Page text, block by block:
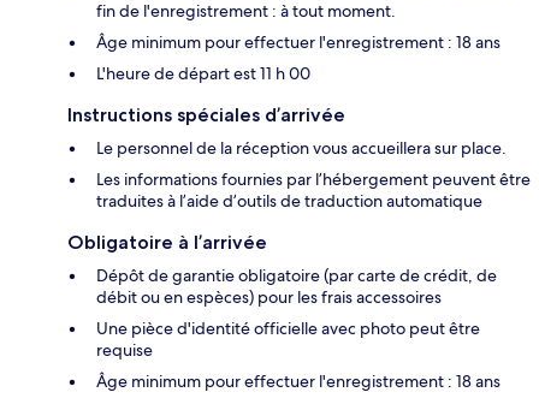
fin de l'enregistrement : à tout moment.
Âge minimum pour effectuer l'enregistrement : 18 ans
L'heure de départ est 11 h 00
Instructions spéciales d’arrivée
Le personnel de la réception vous accueillera sur place.
Les informations fournies par l’hébergement peuvent être
traduites à l’aide d’outils de traduction automatique
Obligatoire à l’arrivée
Dépôt de garantie obligatoire (par carte de crédit, de
débit ou en espèces) pour les frais accessoires
Une pièce d'identité officielle avec photo peut être
requise
Âge minimum pour effectuer l'enregistrement : 18 ans